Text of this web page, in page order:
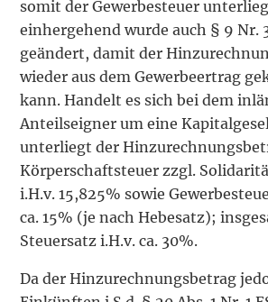
somit der Gewerbesteuer
einhergehend wurde auch § 9 Nr.
geändert, damit der
wieder aus dem Gewerbeertrag
kann. Handelt es sich bei dem
Anteilseigner um eine
unterliegt der
Körperschaftsteuer zzgl.
i.H.v. 15,825% sowie
ca. 15% (je nach Hebesatz);
Steuersatz i.H.v. ca. 30%.
Da der Hinzurechnungsbetrag